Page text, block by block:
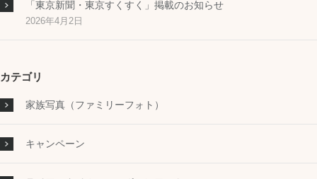
「東京新聞・東京すくすく」掲載のお知らせ
2026年4月2日
カテゴリ
家族写真（ファミリーフォト）
キャンペーン